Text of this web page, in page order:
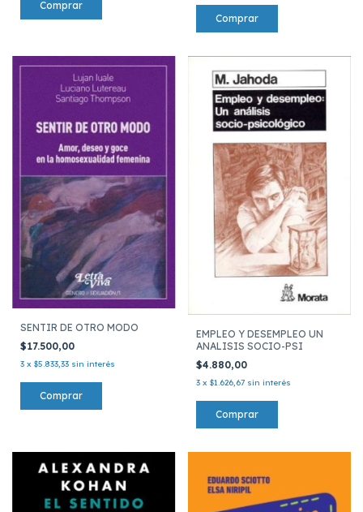
SENTIR DE OTRO MODO
$17.500,00
3 x $5.833,33 sin interés
EMPLEO Y DESEMPLEO UN
ANALISIS SOCIO-PSI
$4.880,00
3 x $1.626,67 sin interés